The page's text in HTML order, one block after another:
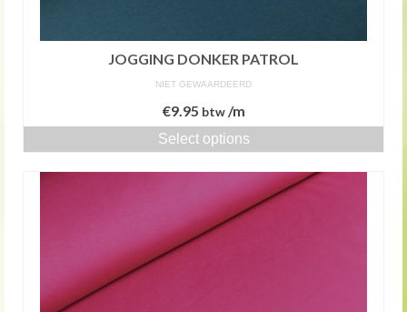
JOGGING DONKER PATROL
NIET GEWAARDEERD
€9.95 btw/m
Select options